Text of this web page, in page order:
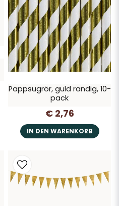
Pappsugrör, guld randig, 10-
pack
€ 2,76
IN DEN WARENKORB